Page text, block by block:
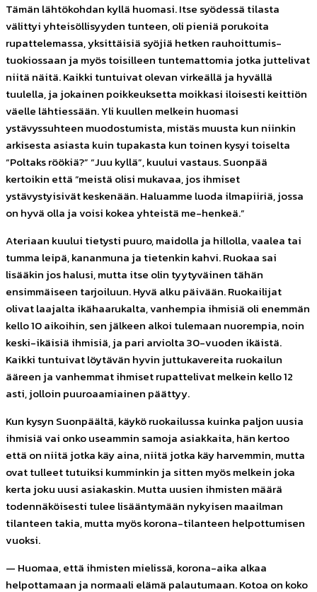
Tämän lähtökohdan kyllä huomasi. Itse syödessä tilasta
välittyi yhteisöllisyyden tunteen, oli pieniä porukoita
rupattelemassa, yksittäisiä syöjiä hetken rauhoittumis-
tuokiossaan ja myös toisilleen tuntemattomia jotka juttelivat
niitä näitä. Kaikki tuntuivat olevan virkeällä ja hyvällä
tuulella, ja jokainen poikkeuksetta moikkasi iloisesti keittiön
väelle lähtiessään. Yli kuullen melkein huomasi
ystävyssuhteen muodostumista, mistäs muusta kun niinkin
arkisesta asiasta kuin tupakasta kun toinen kysyi toiselta
“Poltaks röökiä?” “Juu kyllä”, kuului vastaus. Suonpää
kertoikin että ”meistä olisi mukavaa, jos ihmiset
ystävystyisivät keskenään. Haluamme luoda ilmapiiriä, jossa
on hyvä olla ja voisi kokea yhteistä me-henkeä.”
Ateriaan kuului tietysti puuro, maidolla ja hillolla, vaalea tai
tumma leipä, kananmuna ja tietenkin kahvi. Ruokaa sai
lisääkin jos halusi, mutta itse olin tyytyväinen tähän
ensimmäiseen tarjoiluun. Hyvä alku päivään. Ruokailijat
olivat laajalta ikähaarukalta, vanhempia ihmisiä oli enemmän
kello 10 aikoihin, sen jälkeen alkoi tulemaan nuorempia, noin
keski-ikäisiä ihmisiä, ja pari arviolta 30-vuoden ikäistä.
Kaikki tuntuivat löytävän hyvin juttukavereita ruokailun
ääreen ja vanhemmat ihmiset rupattelivat melkein kello 12
asti, jolloin puuroaamiainen päättyy.
Kun kysyn Suonpäältä, käykö ruokailussa kuinka paljon uusia
ihmisiä vai onko useammin samoja asiakkaita, hän kertoo
että on niitä jotka käy aina, niitä jotka käy harvemmin, mutta
ovat tulleet tutuiksi kumminkin ja sitten myös melkein joka
kerta joku uusi asiakaskin. Mutta uusien ihmisten määrä
todennäköisesti tulee lisääntymään nykyisen maailman
tilanteen takia, mutta myös korona-tilanteen helpottumisen
vuoksi.
— Huomaa, että ihmisten mielissä, korona-aika alkaa
helpottamaan ja normaali elämä palautumaan. Kotoa on koko